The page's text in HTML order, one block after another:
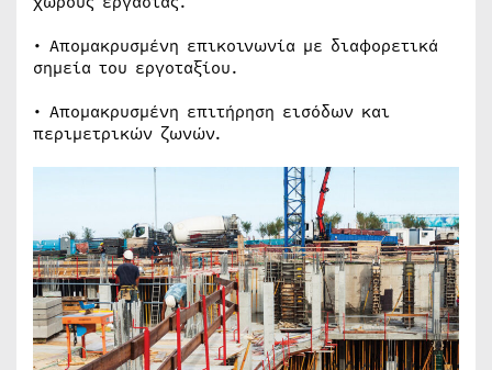
• Απομακρυσμένη επικοινωνία με διαφορετικά
σημεία του εργοταξίου.
• Απομακρυσμένη επιτήρηση εισόδων και
περιμετρικών ζωνών.